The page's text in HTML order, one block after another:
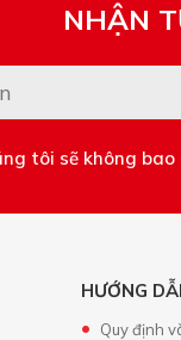
NHẬN
tôi sẽ không
HƯỚNG
Quy định